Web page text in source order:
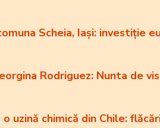
Scheia, Iași: investiție
Rodriguez: Nunta de
uzină chimică din Chile: